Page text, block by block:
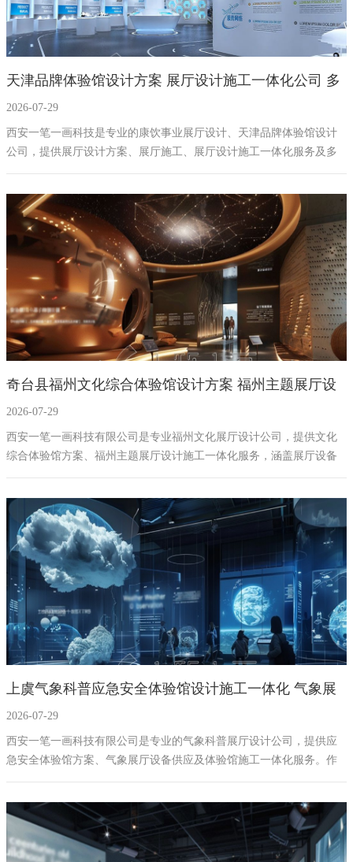
天津品牌体验馆设计方案 展厅设计施工一体化公司 多
媒体互动展厅设备供应
2026-07-29
西安一笔一画科技是专业的康饮事业展厅设计、天津品牌体验馆设计
公司，提供展厅设计方案、展厅施工、展厅设计施工一体化服务及多
媒体互动展厅设备供应，打造融合地域文化与健康理念的品牌体验空
奇台县福州文化综合体验馆设计方案 福州主题展厅设
计施工一体化服务
2026-07-29
西安一笔一画科技有限公司是专业福州文化展厅设计公司，提供文化
综合体验馆方案、福州主题展厅设计施工一体化服务，涵盖展厅设备
供应与施工，打造集文化展示、教育实践于一体的综合体验馆，是展
上虞气象科普应急安全体验馆设计施工一体化 气象展
厅设备供应方案公司
2026-07-29
西安一笔一画科技有限公司是专业的气象科普展厅设计公司，提供应
急安全体验馆方案、气象展厅设备供应及体验馆施工一体化服务。作
为上虞展厅设计公司，专注气象应急展厅装修与科普体验馆设计施
助力构建地域特色鲜明的科普教育基地。